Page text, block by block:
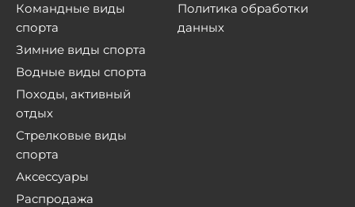
Командные виды
спорта
Зимние виды спорта
Водные виды спорта
Походы, активный
отдых
Стрелковые виды
спорта
Аксессуары
Распродажа
Политика обработки
данных